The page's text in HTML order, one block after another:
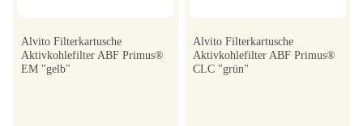
Alvito Filterkartusche
Aktivkohlefilter ABF Primus®
EM "gelb"
Alvito Filterkartusche
Aktivkohlefilter ABF Primus®
CLC "grün"